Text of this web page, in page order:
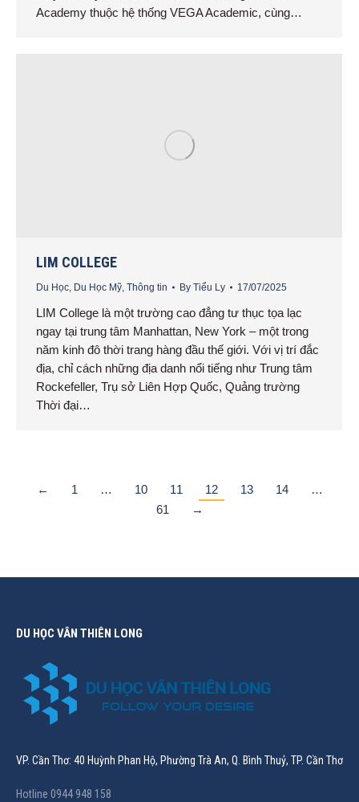
Academy thuộc hệ thống VEGA Academic, cùng…
LIM COLLEGE
Du Học, Du Học Mỹ, Thông tin By Tiểu Ly 17/07/2025
LIM College là một trường cao đẳng tư thục tọa lạc
ngay tại trung tâm Manhattan, New York – một trong
năm kinh đô thời trang hàng đầu thế giới. Với vị trí đắc
địa, chỉ cách những địa danh nổi tiếng như Trung tâm
Rockefeller, Trụ sở Liên Hợp Quốc, Quảng trường
Thời đại…
← 1 … 10 11 12 13 14
…
61
→
DU HỌC VÂN THIÊN LONG
VP. Cần Thơ: 40 Huỳnh Phan Hộ, Phường Trà An, Q. Bình Thuỷ, TP. Cần Thơ
Hotline 0944 948 158